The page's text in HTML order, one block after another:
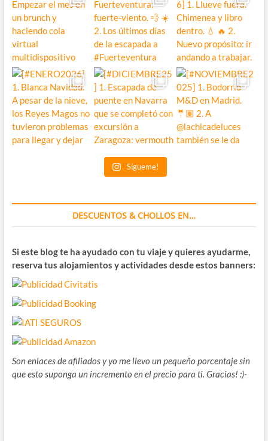
Sígueme!
DESCUENTOS & CHOLLOS EN…
Si este blog te ha ayudado con tu viaje y quieres ayudarme,
reserva tus alojamientos y actividades desde estos banners:
Son enlaces de afiliados y yo me llevo un pequeño porcentaje sin
que esto suponga un incremento en el precio para ti. Gracias! :)-